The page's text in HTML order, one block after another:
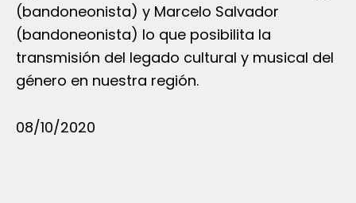
(bandoneonista) y Marcelo Salvador
(bandoneonista) lo que posibilita la
transmisión del legado cultural y musical del
género en nuestra región.
08/10/2020